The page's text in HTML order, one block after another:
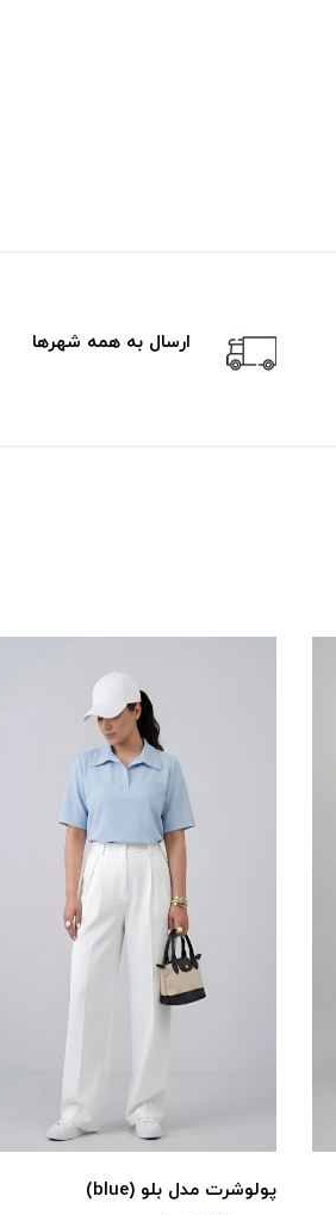
ارسال به همه شهرها
پولوشرت مدل بلو (blue)